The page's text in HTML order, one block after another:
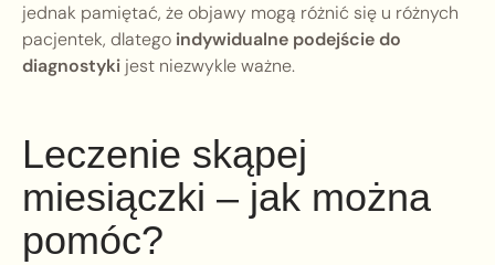
jednak pamiętać, że objawy mogą różnić się u różnych
pacjentek, dlatego indywidualne podejście do
diagnostyki jest niezwykle ważne.
Leczenie skąpej
miesiączki – jak można
pomóc?